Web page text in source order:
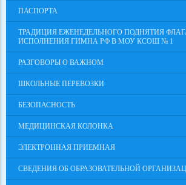
ПАСПОРТА
ТРАДИЦИЯ ЕЖЕНЕДЕЛЬНОГО ПОДНЯТИЯ
ИСПОЛНЕНИЯ ГИМНА РФ В МОУ КСОШ № 1
РАЗГОВОРЫ О ВАЖНОМ
ШКОЛЬНЫЕ ПЕРЕВОЗКИ
БЕЗОПАСНОСТЬ
МЕДИЦИНСКАЯ КОЛОНКА
ЭЛЕКТРОННАЯ ПРИЕМНАЯ
СВЕДЕНИЯ ОБ ОБРАЗОВАТЕЛЬНОЙ